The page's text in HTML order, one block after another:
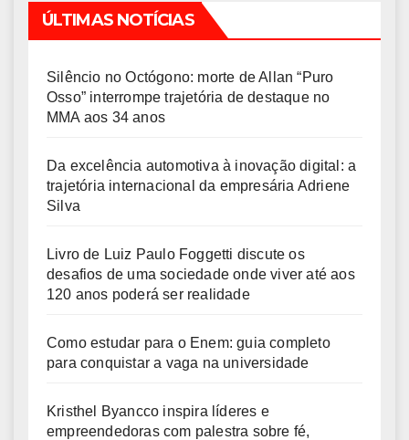
ÚLTIMAS NOTÍCIAS
Silêncio no Octógono: morte de Allan “Puro
Osso” interrompe trajetória de destaque no
MMA aos 34 anos
Da excelência automotiva à inovação digital: a
trajetória internacional da empresária Adriene
Silva
Livro de Luiz Paulo Foggetti discute os
desafios de uma sociedade onde viver até aos
120 anos poderá ser realidade
Como estudar para o Enem: guia completo
para conquistar a vaga na universidade
Kristhel Byancco inspira líderes e
empreendedoras com palestra sobre fé,